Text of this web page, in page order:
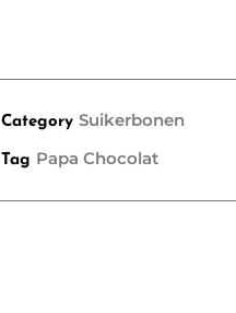
Category Suikerbonen
Tag Papa Chocolat